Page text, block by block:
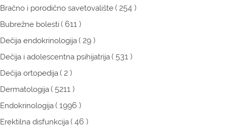
Bračno i porodično savetovalište( 254 )
Bubrežne bolesti( 611 )
Dečija endokrinologija( 29 )
Dečija i adolescentna psihijatrija( 531 )
Dečija ortopedija( 2 )
Dermatologija( 5211 )
Endokrinologija( 1996 )
Erektilna disfunkcija( 46 )